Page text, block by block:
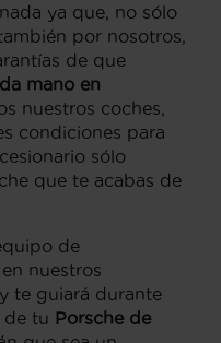
ya que, no sólo
por nosotros,
de que
mano en
nuestros coches,
condiciones para
sólo
que te acabas de
de
nuestros
te guiará durante
de tu Porsche de